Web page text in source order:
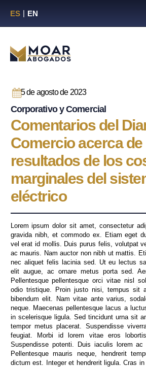
ES EN
5 de agosto de 2023
Corporativo y Comercial
Comentarios del
Comercio acerca de
resultados de los
marginales del
eléctrico
Lorem ipsum dolor sit amet, consectetur
gravida nibh, et commodo ex. Etiam eget
vel erat id mollis. Duis purus felis, volutpat
ac mauris. Nam auctor non nibh ut mattis.
nec aliquet felis lacinia sed. Ut eu lectus
elit augue, ac ornare metus porta sed.
Pellentesque pellentesque orci vitae nisl
odio tristique. Proin justo nisi, tempus sit
bibendum elit. Nam vitae ante varius,
neque. Maecenas pellentesque lacus a
in scelerisque ligula. Sed tincidunt urna sit
tempor metus placerat. Suspendisse
feugiat. Morbi id lorem vitae eros
Suspendisse potenti. Duis iaculis lorem ac
Pellentesque mauris neque, hendrerit
dictum est. Integer et hendrerit ligula. Cras